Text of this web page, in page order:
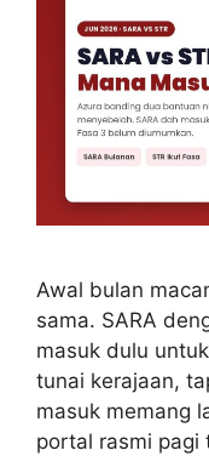
Awal bulan
sama. SARA
masuk dulu
tunai kerajaan,
masuk memang
portal rasmi pagi